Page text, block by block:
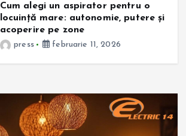
Cum alegi un aspirator pentru o
locuință mare: autonomie, putere și
acoperire pe zone
press februarie 11, 2026